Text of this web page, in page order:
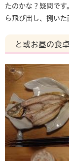
たのかな？疑問で
ら飛び出し、捌い
と或お昼の食